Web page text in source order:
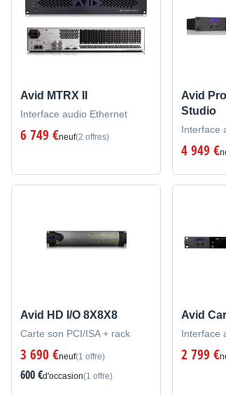
Avid MTRX II
Interface audio Ethernet
6 749 €neuf(2 offres)
Avid
Studio
Interface
4 949 €
Avid HD I/O 8X8X8
Carte son PCI/ISA + rack
3 690 €neuf(1 offre)
600 €d'occasion(1 offre)
Avid
Interface
2 799 €